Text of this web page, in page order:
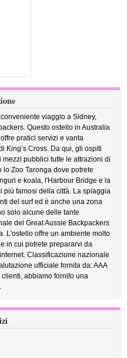
viaggio a Sidney,
Questo ostello in Australia
pratici servizi e vanta
King’s Cross. Da qui, gli ospiti
pubblici tutte le attrazioni di
Zoo Taronga dove potrete
e koala, l'Harbour Bridge e la
più famosi della città. La spiaggia
del surf ed è anche una zona
solo alcune delle tante
del Great Aussie Backpackers
L'ostello offre un ambiente molto
in cui potrete prepararvi da
Classificazione nazionale
ufficiale fornita da: AAA
clienti, abbiamo fornito una